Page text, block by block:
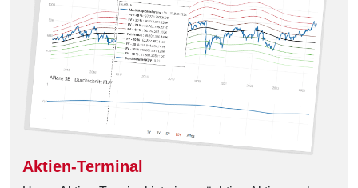
Aktien-Terminal